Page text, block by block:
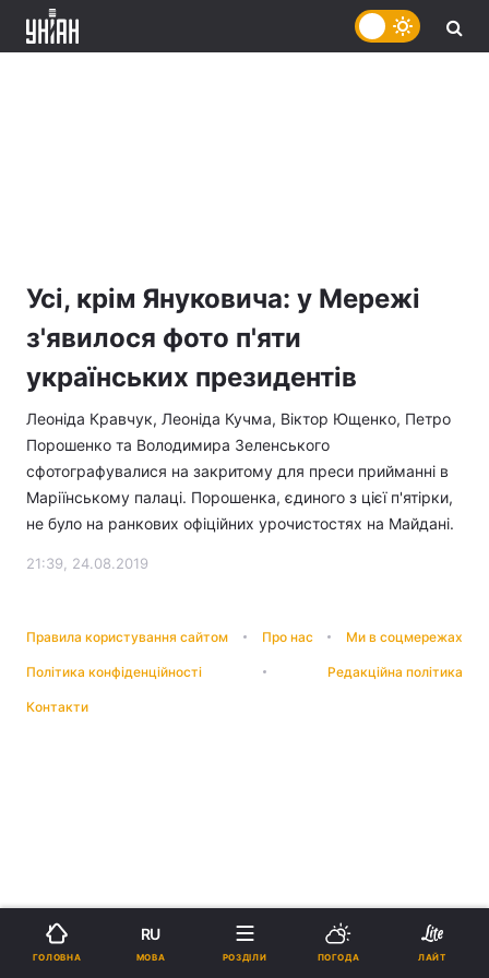
Усі, крім Януковича: у Мережі
з'явилося фото п'яти
українських президентів
Леоніда Кравчук, Леоніда Кучма, Віктор Ющенко, Петро
Порошенко та Володимира Зеленського
сфотографувалися на закритому для преси прийманні в
Маріїнському палаці. Порошенка, єдиного з цієї п'ятірки,
не було на ранкових офіційних урочистостях на Майдані.
21:39, 24.08.2019
Правила користування сайтом Про нас Ми в соцмережах
Політика конфіденційності Редакційна політика
Контакти
ГОЛОВНА
RU
МОВА РОЗДІЛИ ПОГОДА ЛАЙТ